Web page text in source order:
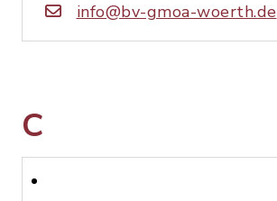
info@bv-gmoa-woerth.de
C